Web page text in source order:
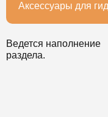
Аксессуары для
Ведется наполнение
раздела.